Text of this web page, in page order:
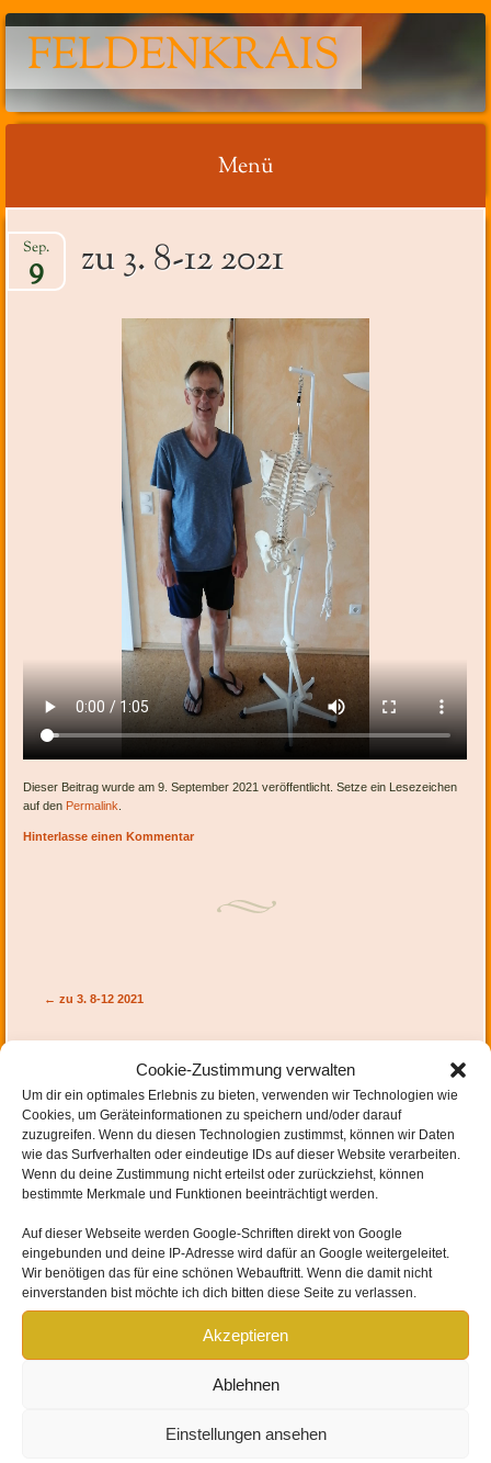
Cookie-Zustimmung verwalten
Um dir ein optimales Erlebnis zu bieten, verwenden wir Technologien wie
Cookies, um Geräteinformationen zu speichern und/oder darauf
zuzugreifen. Wenn du diesen Technologien zustimmst, können wir Daten
wie das Surfverhalten oder eindeutige IDs auf dieser Website verarbeiten.
Wenn du deine Zustimmung nicht erteilst oder zurückziehst, können
bestimmte Merkmale und Funktionen beeinträchtigt werden.
Auf dieser Webseite werden Google-Schriften direkt von Google
eingebunden und deine IP-Adresse wird dafür an Google weitergeleitet.
Wir benötigen das für eine schönen Webauftritt. Wenn die damit nicht
einverstanden bist möchte ich dich bitten diese Seite zu verlassen.
Akzeptieren
Ablehnen
Einstellungen ansehen
FELDENKRAIS
Menü
zum
Inhalt
zu 3. 8-12 2021
Sep.
9
Dieser Beitrag wurde am 9. September 2021 veröffentlicht. Setze ein Lesezeichen
auf den Permalink
Hinterlasse einen Kommentar
Artikel-Navigation
← zu 3. 8-12 2021
SCHREIBE EINEN KOMMENTAR
Deine E-Mail-Adresse wird nicht veröffentlicht. Erforderliche Felder sind mit
markiert